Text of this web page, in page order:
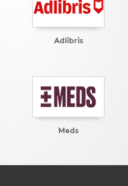
Adlibris
Meds